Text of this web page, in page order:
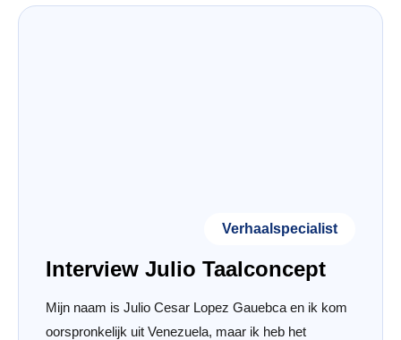
Verhaalspecialist
Interview Julio Taalconcept
Mijn naam is Julio Cesar Lopez Gauebca en ik kom
oorspronkelijk uit Venezuela, maar ik heb het